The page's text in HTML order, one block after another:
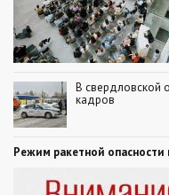
В свердловской
кадров
Режим ракетной опасности